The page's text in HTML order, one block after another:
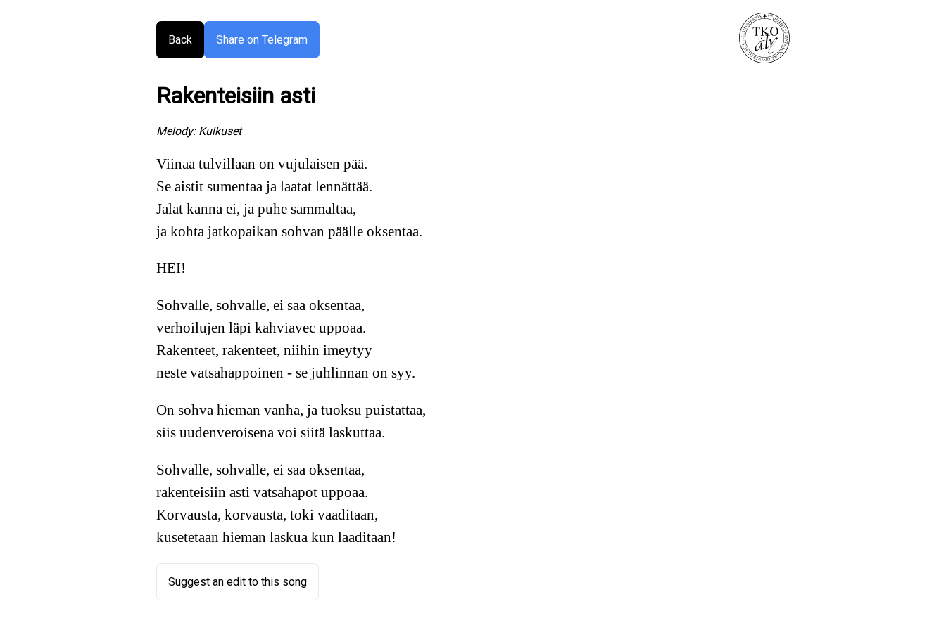
Back Share on Telegram
Rakenteisiin asti
Melody: Kulkuset
Viinaa tulvillaan on vujulaisen pää.
Se aistit sumentaa ja laatat lennättää.
Jalat kanna ei, ja puhe sammaltaa,
ja kohta jatkopaikan sohvan päälle oksentaa.
HEI!
Sohvalle, sohvalle, ei saa oksentaa,
verhoilujen läpi kahviavec uppoaa.
Rakenteet, rakenteet, niihin imeytyy
neste vatsahappoinen - se juhlinnan on syy.
On sohva hieman vanha, ja tuoksu puistattaa,
siis uudenveroisena voi siitä laskuttaa.
Sohvalle, sohvalle, ei saa oksentaa,
rakenteisiin asti vatsahapot uppoaa.
Korvausta, korvausta, toki vaaditaan,
kusetetaan hieman laskua kun laaditaan!
Suggest an edit to this song